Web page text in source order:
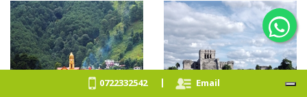
0722332542| Email